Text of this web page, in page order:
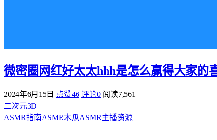
微密圈网红好太太hhh是怎么赢得大家的
2024年6月15日 点赞46 评论0 阅读7,561
二次元3D
ASMR指南ASMR木瓜ASMR主播资源